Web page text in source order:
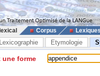
Corpus
Lexicographie Etymologie
une forme